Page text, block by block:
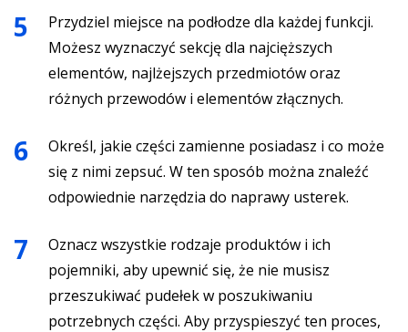
Przydziel miejsce na podłodze dla każdej funkcji.
Możesz wyznaczyć sekcję dla najcięższych
elementów, najlżejszych przedmiotów oraz
różnych przewodów i elementów złącznych.
Określ, jakie części zamienne posiadasz i co może
się z nimi zepsuć. W ten sposób można znaleźć
odpowiednie narzędzia do naprawy usterek.
Oznacz wszystkie rodzaje produktów i ich
pojemniki, aby upewnić się, że nie musisz
przeszukiwać pudełek w poszukiwaniu
potrzebnych części. Aby przyspieszyć ten proces,